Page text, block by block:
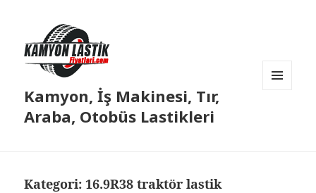
Kamyon, İş Makinesi, Tır,
Araba, Otobüs Lastikleri
Kategori:16.9R38 traktör lastik